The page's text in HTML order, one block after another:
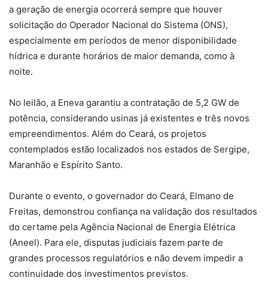
a geração de energia ocorrerá sempre que houver
solicitação do Operador Nacional do Sistema (ONS),
especialmente em períodos de menor disponibilidade
hídrica e durante horários de maior demanda, como à
noite.
No leilão, a Eneva garantiu a contratação de 5,2 GW de
potência, considerando usinas já existentes e três novos
empreendimentos. Além do Ceará, os projetos
contemplados estão localizados nos estados de Sergipe,
Maranhão e Espírito Santo.
Durante o evento, o governador do Ceará, Elmano de
Freitas, demonstrou confiança na validação dos resultados
do certame pela Agência Nacional de Energia Elétrica
(Aneel). Para ele, disputas judiciais fazem parte de
grandes processos regulatórios e não devem impedir a
continuidade dos investimentos previstos.